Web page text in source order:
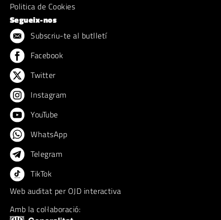
Politica de Cookies
Segueix-nos
Subscriu-te al butlletí
Facebook
Twitter
Instagram
YouTube
WhatsApp
Telegram
TikTok
Web auditat per OJD interactiva
Amb la col·laboració: